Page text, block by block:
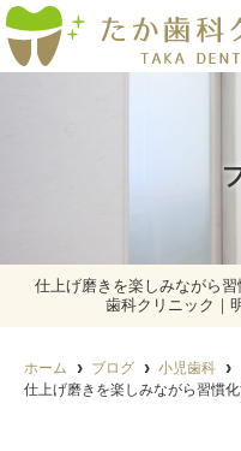
仕上げ磨きを楽しみながら
歯科クリニック｜
ホーム ブログ
小児歯科
仕上げ磨きを楽しみながら習慣